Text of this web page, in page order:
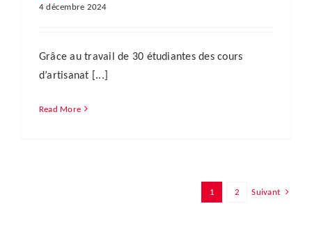
4 décembre 2024
Grâce au travail de 30 étudiantes des cours
d’artisanat [...]
Read More
1 2 Suivant